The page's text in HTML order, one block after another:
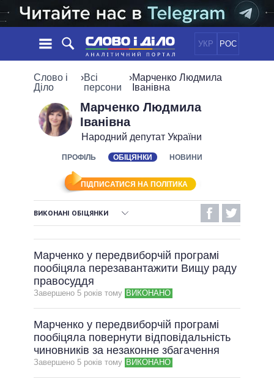
УКР РОС
НОВИНИ
СТРІЧКА
ПОДІЇ
ДУМКИ
ОГЛЯДИ
ДАЙДЖЕСТИ
ПОЛІТИКА
СУСПІЛЬСТВО
СВІТ
ОБIЦЯНКИ
ПОЛIТИКИ
УСІ ПОЛІТИКИ
ПРЕЗИДЕНТ І ОФІС
ВЕРХОВНА РАДА
КАБІНЕТ МІНІСТРІВ
ВСІ ПЕРСОНИ
ІНФОГРАФІКА
ВІДЕО
ПІДТРИМАТИ
ПОРІВНЯННЯ ПОЛІТИКІВ
Слово і
Діло
›Всі
персони
›Марченко Людмила
Іванівна
Марченко Людмила
Іванівна
Народний депутат України
ПРОФІЛЬ ОБІЦЯНКИ НОВИНИ
ПІДПИСАТИСЯ НА ПОЛІТИКА
ВИКОНАНІ ОБІЦЯНКИ
НЕВИКОНАНІ ОБІЦЯНКИ
ВСІ ОБІЦЯНКИ
АРХІВНІ ОБІЦЯНКИ
Марченко у передвиборчій програмі
пообіцяла перезавантажити Вищу раду
правосуддя
Завершено 5 рокiв тому ВИКОНАНО
Марченко у передвиборчій програмі
пообіцяла повернути відповідальність
чиновників за незаконне збагачення
Завершено 5 рокiв тому ВИКОНАНО